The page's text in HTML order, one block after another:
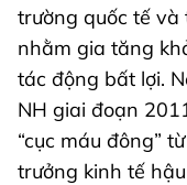
trường quốc tế và
nhằm gia tăng
tác động bất lợi.
NH giai đoạn
“cục máu đông”
trưởng kinh tế